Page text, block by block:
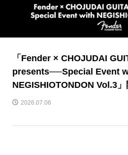
「Fender × CHOJUDAI
presents──Special Event
NEGISHIOTONDON Vol.3」
2026.07.06